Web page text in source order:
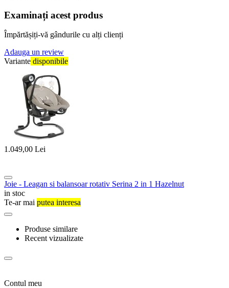
Examinați acest produs
Împărtășiți-vă gândurile cu alți clienți
Adauga un review
Variante disponibile
1.049,00 Lei
Joie - Leagan si balansoar rotativ Serina 2 in 1 Hazelnut
in stoc
Te-ar mai putea interesa
Produse similare
Recent vizualizate
Contul meu